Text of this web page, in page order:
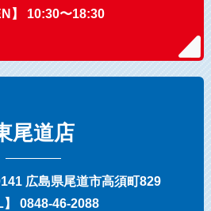
】 10:30〜18:30
尾道店
広島県尾道市高須町829
】 0848-46-2088